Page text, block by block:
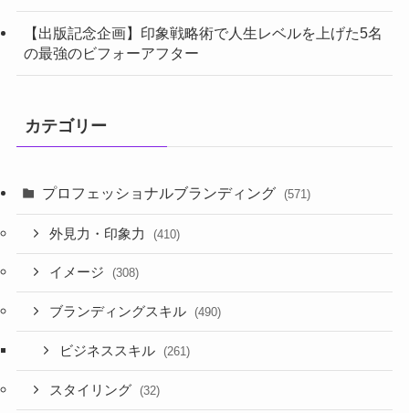
【出版記念企画】印象戦略術で人生レベルを上げた5名
の最強のビフォーアフター
カテゴリー
プロフェッショナルブランディング (571)
外見力・印象力 (410)
イメージ (308)
ブランディングスキル (490)
ビジネススキル (261)
スタイリング (32)